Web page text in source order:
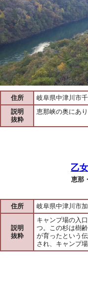
住所
岐阜県中津川市
説明
抜粋
恵那峡の奥にあ
乙
恵那
住所 岐阜県中津川市
説明
抜粋
キャンプ場の入
つ。この杉は樹
が育ったという
され、キャンプ